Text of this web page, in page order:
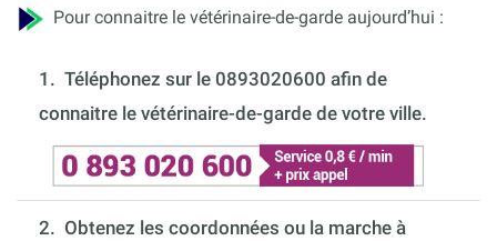
Pour connaitre le vétérinaire-de-garde aujourd’hui :
1. Téléphonez sur le 0893020600 afin de
connaitre le vétérinaire-de-garde de votre ville.
2. Obtenez les coordonnées ou la marche à